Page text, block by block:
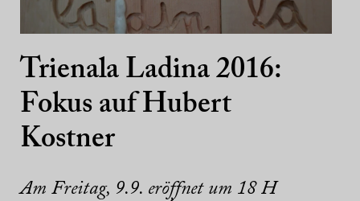
Trienala Ladina 2016:
Fokus auf Hubert
Kostner
Am Freitag, 9.9. eröffnet um 18 H